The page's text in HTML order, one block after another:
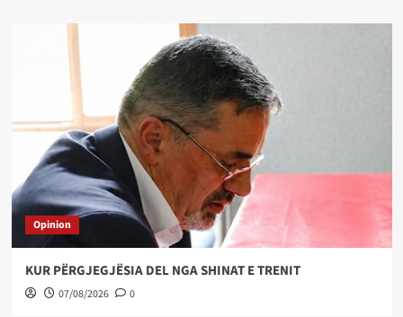
Opinion
KUR PËRGJEGJËSIA DEL NGA SHINAT E TRENIT
07/08/2026 0